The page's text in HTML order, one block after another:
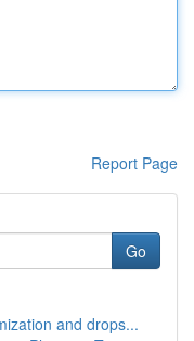
Report Page
Go
and drops...